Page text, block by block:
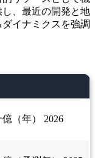
、最近の開発と地
イナミクスを強調
億（年） 2026